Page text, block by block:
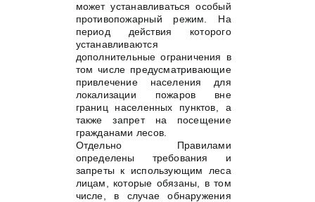
может устанавливаться особый
противопожарный режим. На
период действия которого
устанавливаются
дополнительные ограничения в
том числе предусматривающие
привлечение населения для
локализации пожаров вне
границ населенных пунктов, а
также запрет на посещение
гражданами лесов.
Отдельно Правилами
определены требования и
запреты к использующим леса
лицам, которые обязаны, в том
числе, в случае обнаружения